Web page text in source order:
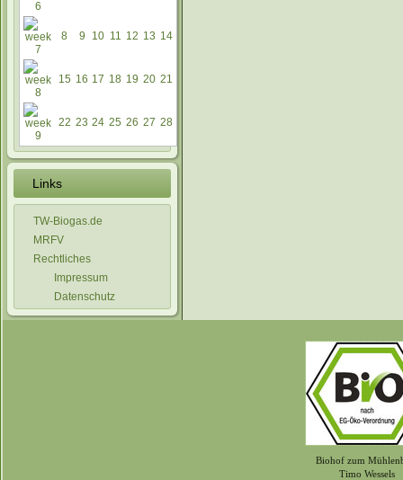
8 9 10 11 12 13 14
15 16 17 18 19 20 21
22 23 24 25 26 27 28
Links
TW-Biogas.de
MRFV
Rechtliches
Impressum
Datenschutz
Biohof zum
Timo Wessels